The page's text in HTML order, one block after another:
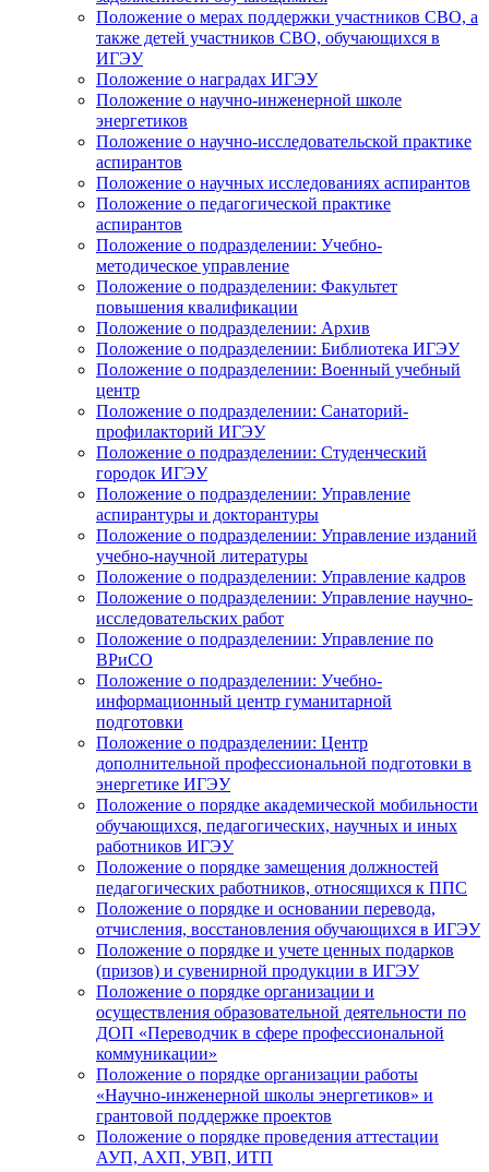
Положение о мерах поддержки участников СВО, а
также детей участников СВО, обучающихся в
ИГЭУ
Положение о наградах ИГЭУ
Положение о научно-инженерной школе
энергетиков
Положение о научно-исследовательской практике
аспирантов
Положение о научных исследованиях аспирантов
Положение о педагогической практике
аспирантов
Положение о подразделении: Учебно-
методическое управление
Положение о подразделении: Факультет
повышения квалификации
Положение о подразделении: Архив
Положение о подразделении: Библиотека ИГЭУ
Положение о подразделении: Военный учебный
центр
Положение о подразделении: Санаторий-
профилакторий ИГЭУ
Положение о подразделении: Студенческий
городок ИГЭУ
Положение о подразделении: Управление
аспирантуры и докторантуры
Положение о подразделении: Управление изданий
учебно-научной литературы
Положение о подразделении: Управление кадров
Положение о подразделении: Управление научно-
исследовательских работ
Положение о подразделении: Управление по
ВРиСО
Положение о подразделении: Учебно-
информационный центр гуманитарной
подготовки
Положение о подразделении: Центр
дополнительной профессиональной подготовки в
энергетике ИГЭУ
Положение о порядке академической мобильности
обучающихся, педагогических, научных и иных
работников ИГЭУ
Положение о порядке замещения должностей
педагогических работников, относящихся к ППС
Положение о порядке и основании перевода,
отчисления, восстановления обучающихся в ИГЭУ
Положение о порядке и учете ценных подарков
(призов) и сувенирной продукции в ИГЭУ
Положение о порядке организации и
осуществления образовательной деятельности по
ДОП «Переводчик в сфере профессиональной
коммуникации»
Положение о порядке организации работы
«Научно-инженерной школы энергетиков» и
грантовой поддержке проектов
Положение о порядке проведения аттестации
АУП, АХП, УВП, ИТП